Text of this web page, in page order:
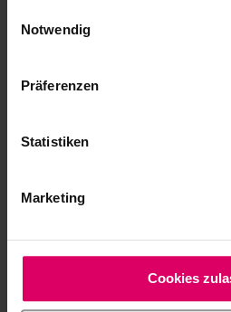
Notwendig
Präferenzen
Statistiken
Marketing
Cookies
1 10 ml